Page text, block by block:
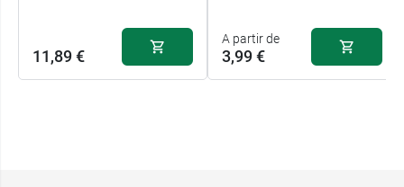
11,89 €
A partir de
3,99 €